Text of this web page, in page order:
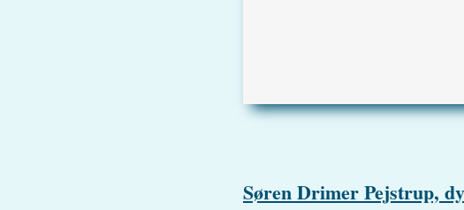
Søren Drimer Pejstrup,